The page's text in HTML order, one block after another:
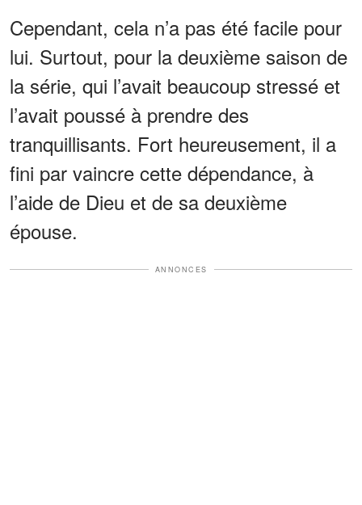
Cependant, cela n’a pas été facile pour
lui. Surtout, pour la deuxième saison de
la série, qui l’avait beaucoup stressé et
l’avait poussé à prendre des
tranquillisants. Fort heureusement, il a
fini par vaincre cette dépendance, à
l’aide de Dieu et de sa deuxième
épouse.
ANNONCES